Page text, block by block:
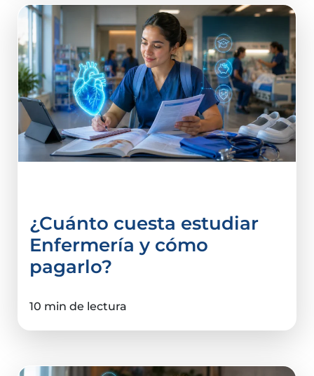
¿Cuánto cuesta estudiar
Enfermería y cómo
pagarlo?
10 min de lectura